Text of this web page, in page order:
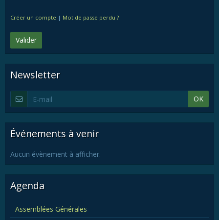
Créer un compte | Mot de passe perdu ?
Valider
Newsletter
OK
Événements à venir
Aucun évènement à afficher.
Agenda
Assemblées Générales